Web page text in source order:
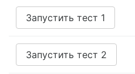
Запустить тест 1
Запустить тест 2